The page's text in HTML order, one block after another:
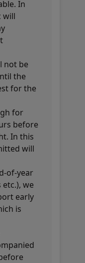
In
will
not be
the
for the
for
before
In this
will
of-year
we
early
is